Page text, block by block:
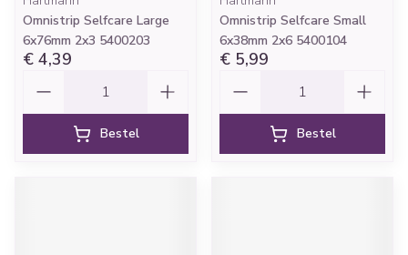
Omnistrip Selfcare Large
6x76mm 2x3 5400203
€ 4,39
Bestel
Omnistrip Selfcare Small
6x38mm 2x6 5400104
€ 5,99
Bestel